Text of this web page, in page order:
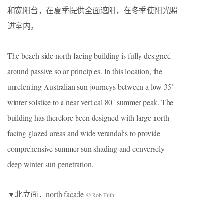
和宽阳台，在夏季提供全面遮阳，在冬季使阳光照
进室内。
The beach side north facing building is fully designed
around passive solar principles. In this location, the
unrelenting Australian sun journeys between a low 35˚
winter solstice to a near vertical 80˚ summer peak. The
building has therefore been designed with large north
facing glazed areas and wide verandahs to provide
comprehensive summer sun shading and conversely
deep winter sun penetration.
▼北立面，north facade © Rob Frith